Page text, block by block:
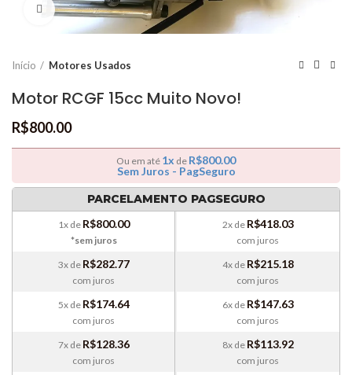
Clique para ampliar
Início Motores Usados
Motor RCGF 15cc Muito Novo!
R$800.00
Ou em até 1x de R$800.00
Sem Juros - PagSeguro
PARCELAMENTO PAGSEGURO
1x de R$800.00
*sem juros
3x de R$282.77
com juros
5x de R$174.64
com juros
7x de R$128.36
com juros
2x de R$418.03
com juros
4x de R$215.18
com juros
6x de R$147.63
com juros
8x de R$113.92
com juros